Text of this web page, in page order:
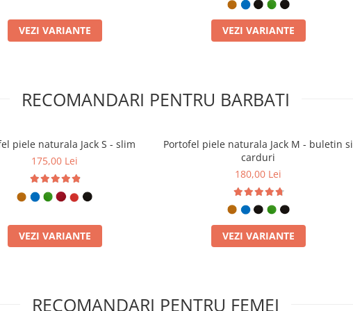
actele
pentru mărunțiș, ideal pentru
oferi spațiu generos
de vită, oferind o rezistență
compartiment de acte și
VEZI VARIANTE VEZI VARIANTE
RECOMANDARI PENTRU BARBATI
piele naturala Jack S - slim
175,00 Lei
VEZI VARIANTE
Portofel piele naturala Jack M - buletin si
carduri
180,00 Lei
VEZI VARIANTE
RECOMANDARI PENTRU FEMEI